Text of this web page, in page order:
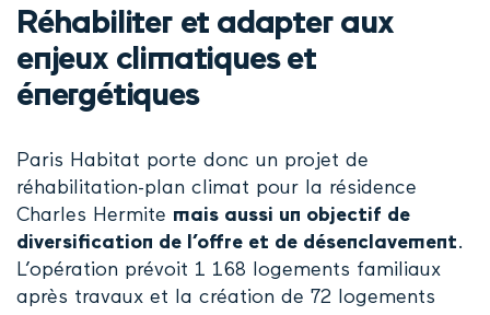
Réhabiliter et adapter aux
enjeux climatiques et
énergétiques
Paris Habitat porte donc un projet de
réhabilitation-plan climat pour la résidence
Charles Hermite mais aussi un objectif de
diversification de l’offre et de désenclavement.
L’opération prévoit 1 168 logements familiaux
après travaux et la création de 72 logements